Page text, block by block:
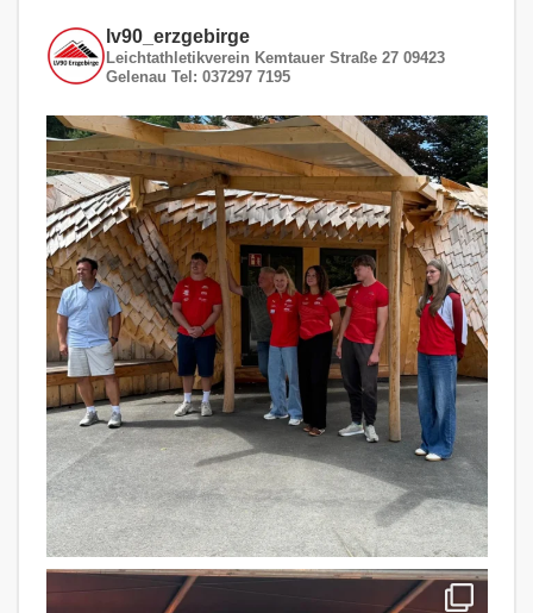
lv90_erzgebirge
Leichtathletikverein Kemtauer Straße 27 09423
Gelenau Tel: 037297 7195